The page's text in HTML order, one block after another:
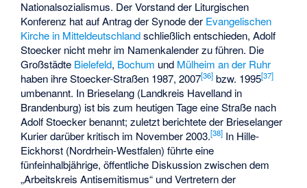
Nationalsozialismus. Der Vorstand der Liturgischen
Konferenz hat auf Antrag der Synode der Evangelischen
Kirche in Mitteldeutschlandschließlich entschieden, Adolf
Stoecker nicht mehr im Namenkalender zu führen. Die
Großstädte Bielefeld, Bochum und Mülheim an der Ruhr
haben ihre Stoecker-Straßen 1987, 2007[36] bzw. 1995[37]
umbenannt. In Brieselang (Landkreis Havelland in
Brandenburg) ist bis zum heutigen Tage eine Straße nach
Adolf Stoecker benannt; zuletzt berichtete der Brieselanger
Kurier darüber kritisch im November 2003.[38] In Hille-
Eickhorst (Nordrhein-Westfalen) führte eine
fünfeinhalbjährige, öffentliche Diskussion zwischen dem
„Arbeitskreis Antisemitismus“ und Vertretern der